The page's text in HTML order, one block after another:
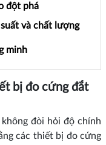
đột phá
và chất lượng
minh
bị đo cứng đắt
đòi hỏi độ chính
các thiết bị đo cứng